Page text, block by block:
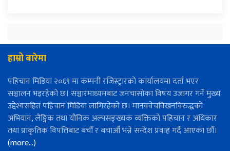
हाम्रो बारेमा
पहिचान मिडिया २०६९ मा कम्पनी रजिस्ट्रारको कार्यालयमा दर्ता भएर
सञ्चालन भइरहेको छ। सञ्चारमाध्यमबाट जनचासोका विषय उजागर गर्ने मुख्य
उद्देश्यसहित पहिचान मिडिया लागिरहेको छ। मानववेचविखनविरुद्धको
अभियान, लैङ्गिक तथा यौनिक अल्पसङ्ख्यक व्यक्तिको पहिचान र अधिकार
तथा प्राकृतिक विपत्तिबाट बचौँ र बचाऔँ भन्ने सन्देश प्रवाह गर्दै आएका छौँ।
(more…)